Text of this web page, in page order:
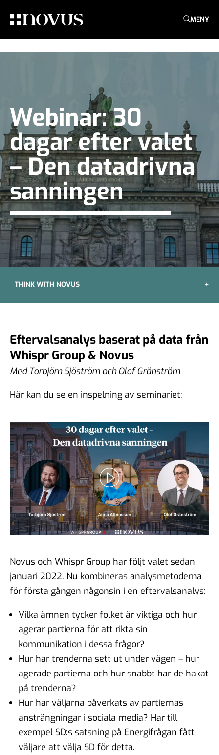
MENY
Webinar: 30
dagar efter valet
– Den datadrivna
sanningen
THINK WITH NOVUS
Eftervalsanalys baserat på data från
Whispr Group & Novus
Med Torbjörn Sjöström och Olof Gränström
Här kan du se en inspelning av seminariet:
Novus och Whispr Group har följt valet sedan
januari 2022. Nu kombineras analysmetoderna
för första gången någonsin i en eftervalsanalys:
Vilka ämnen tycker folket är viktiga och hur
agerar partierna för att rikta sin
kommunikation i dessa frågor?
Hur har trenderna sett ut under vägen – hur
agerade partierna och hur snabbt har de hakat
på trenderna?
Hur har väljarna påverkats av partiernas
ansträngningar i sociala media? Har till
exempel SD:s satsning på Energifrågan fått
väljare att välja SD för detta.